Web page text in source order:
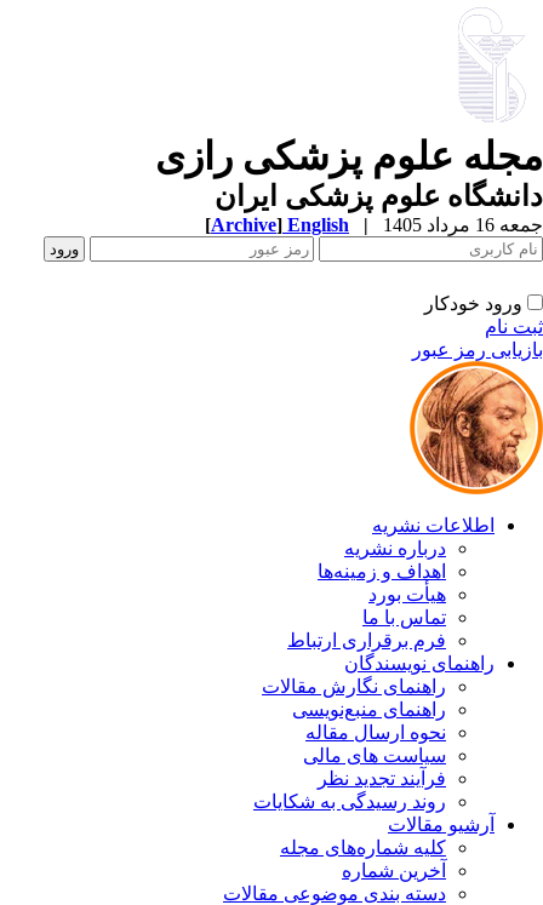
علوم پزشکی رازی
علوم پزشکی ایران
مرداد 1405 |
English
[Archive]
ورود خودکار
نام
رمز عبور
اطلاعات نشریه
درباره نشریه
اهداف و زمینه‌ها
هیأت بورد
تماس با ما
فرم برقراری ارتباط
راهنمای نویسندگان
راهنمای نگارش مقالات
راهنمای منبع‌نویسی
نحوه ارسال مقاله
سیاست های مالی
فرآیند تجدید نظر
روند رسیدگی به شکایات
آرشیو مقالات
کلیه شماره‌های مجله
آخرین شماره
دسته بندی موضوعی مقالات